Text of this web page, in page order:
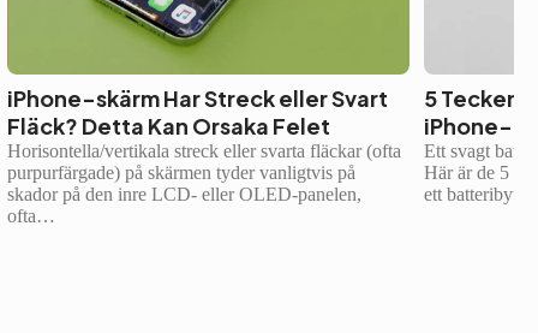
iPhone-skärm Har Streck eller Svart
Fläck? Detta Kan Orsaka Felet
Horisontella/vertikala streck eller svarta fläckar (ofta
purpurfärgade) på skärmen tyder vanligtvis på
skador på den inre LCD- eller OLED-panelen,
ofta…
5 Tecken
iPhone-
Ett svagt
Här är de 5
ett batteribyte